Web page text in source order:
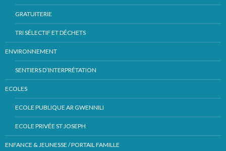
GRATUITERIE
TRI SÉLECTIF ET DÉCHETS
ENVIRONNEMENT
SENTIERS D’INTERPRÉTATION
ECOLES
ECOLE PUBLIQUE AR GWENNILI
ECOLE PRIVÉE ST JOSEPH
ENFANCE & JEUNESSE / PORTAIL FAMILLE